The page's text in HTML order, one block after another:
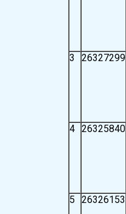
3
26327299
4 26325840
5
26326153